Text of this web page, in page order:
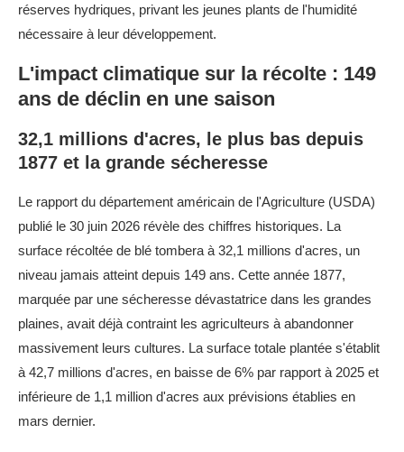
réserves hydriques, privant les jeunes plants de l'humidité
nécessaire à leur développement.
L'impact climatique sur la récolte : 149
ans de déclin en une saison
32,1 millions d'acres, le plus bas depuis
1877 et la grande sécheresse
Le rapport du département américain de l'Agriculture (USDA)
publié le 30 juin 2026 révèle des chiffres historiques. La
surface récoltée de blé tombera à 32,1 millions d'acres, un
niveau jamais atteint depuis 149 ans. Cette année 1877,
marquée par une sécheresse dévastatrice dans les grandes
plaines, avait déjà contraint les agriculteurs à abandonner
massivement leurs cultures. La surface totale plantée s'établit
à 42,7 millions d'acres, en baisse de 6% par rapport à 2025 et
inférieure de 1,1 million d'acres aux prévisions établies en
mars dernier.